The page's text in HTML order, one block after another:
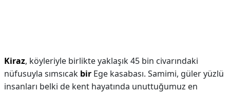
Kiraz, köyleriyle birlikte yaklaşık 45 bin civarındaki
nüfusuyla sımsıcak bir Ege kasabası. Samimi, güler yüzlü
insanları belki de kent hayatında unuttuğumuz en